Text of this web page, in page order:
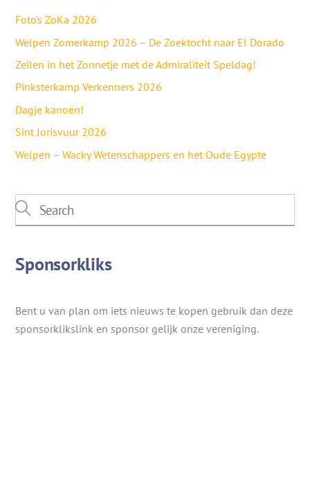
Foto’s ZoKa 2026
Welpen Zomerkamp 2026 – De Zoektocht naar El Dorado
Zeilen in het Zonnetje met de Admiraliteit Speldag!
Pinksterkamp Verkenners 2026
Dagje kanoën!
Sint Jorisvuur 2026
Welpen – Wacky Wetenschappers en het Oude Egypte
Sponsorkliks
Bent u van plan om iets nieuws te kopen gebruik dan deze
sponsorklikslink en sponsor gelijk onze vereniging.